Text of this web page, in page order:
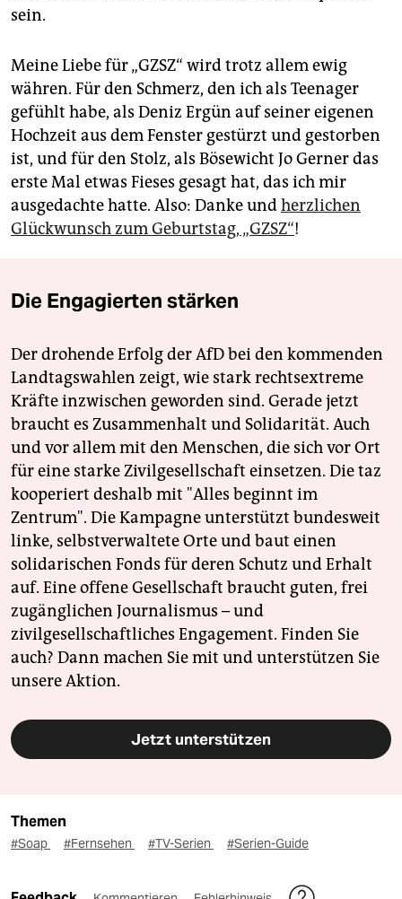
sein.
Meine Liebe für „GZSZ“ wird trotz allem ewig
währen. Für den Schmerz, den ich als Teenager
gefühlt habe, als Deniz Ergün auf seiner eigenen
Hochzeit aus dem Fenster gestürzt und gestorben
ist, und für den Stolz, als Bösewicht Jo Gerner das
erste Mal etwas Fieses gesagt hat, das ich mir
ausgedachte hatte. Also: Danke undherzlichen
Glückwunsch zum Geburtstag, „GZSZ“!
Die Engagierten stärken
Der drohende Erfolg der AfD bei den kommenden
Landtagswahlen zeigt, wie stark rechtsextreme
Kräfte inzwischen geworden sind. Gerade jetzt
braucht es Zusammenhalt und Solidarität. Auch
und vor allem mit den Menschen, die sich vor Ort
für eine starke Zivilgesellschaft einsetzen. Die taz
kooperiert deshalb mit "Alles beginnt im
Zentrum". Die Kampagne unterstützt bundesweit
linke, selbstverwaltete Orte und baut einen
solidarischen Fonds für deren Schutz und Erhalt
auf. Eine offene Gesellschaft braucht guten, frei
zugänglichen Journalismus – und
zivilgesellschaftliches Engagement. Finden Sie
auch? Dann machen Sie mit und unterstützen Sie
unsere Aktion.
Jetzt unterstützen
Themen
#Soap #Fernsehen #TV-Serien #Serien-Guide